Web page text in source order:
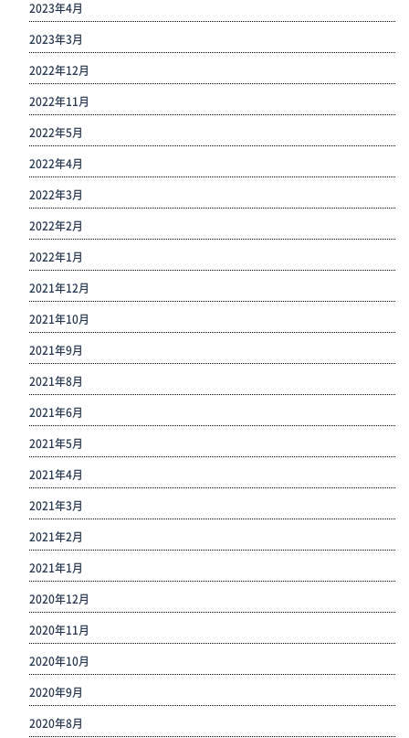
2023年4月
2023年3月
2022年12月
2022年11月
2022年5月
2022年4月
2022年3月
2022年2月
2022年1月
2021年12月
2021年10月
2021年9月
2021年8月
2021年6月
2021年5月
2021年4月
2021年3月
2021年2月
2021年1月
2020年12月
2020年11月
2020年10月
2020年9月
2020年8月